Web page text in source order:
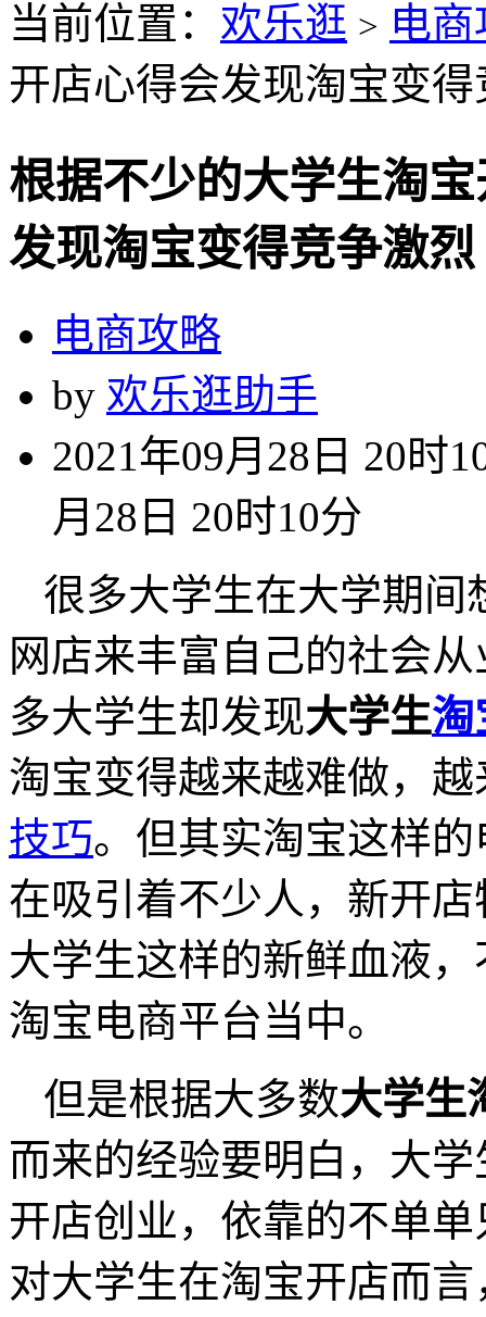
当前位置： 欢乐逛 > 电
开店心得会发现淘宝变
根据不少的大学生淘
发现淘宝变得竞争激烈
电商攻略
by 欢乐逛助手
2021年09月28日 20时
月28日 20时10分
很多大学生在大学期间
网店来丰富自己的社会
多大学生却发现大学生淘
淘宝变得越来越难做，
技巧。但其实淘宝这样
在吸引着不少人，新开
大学生这样的新鲜血液
淘宝电商平台当中。
但是根据大多数大学生
而来的经验要明白，大
开店创业，依靠的不单
对大学生在淘宝开店而